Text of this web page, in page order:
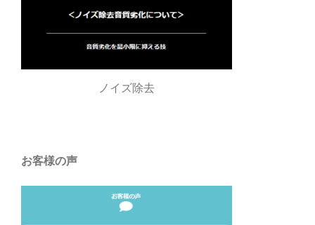
ノイズ除去
お客様の声